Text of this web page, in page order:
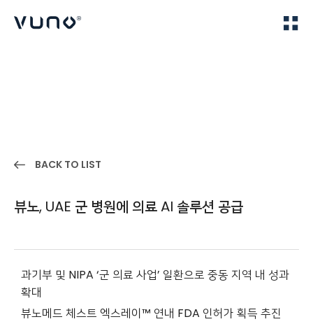
BACK TO LIST
뷰노, UAE 군 병원에 의료 AI 솔루션 공급
과기부 및 NIPA ‘군 의료 사업’ 일환으로 중동 지역 내 성과
확대
뷰노메드 체스트 엑스레이™ 연내 FDA 인허가 획득 추진